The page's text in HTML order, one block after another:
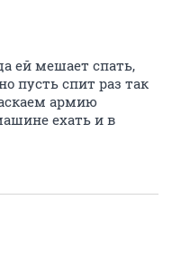
ей мешает спать,
пусть спит раз так
армию
ехать и в